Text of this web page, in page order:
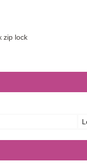
zip lock